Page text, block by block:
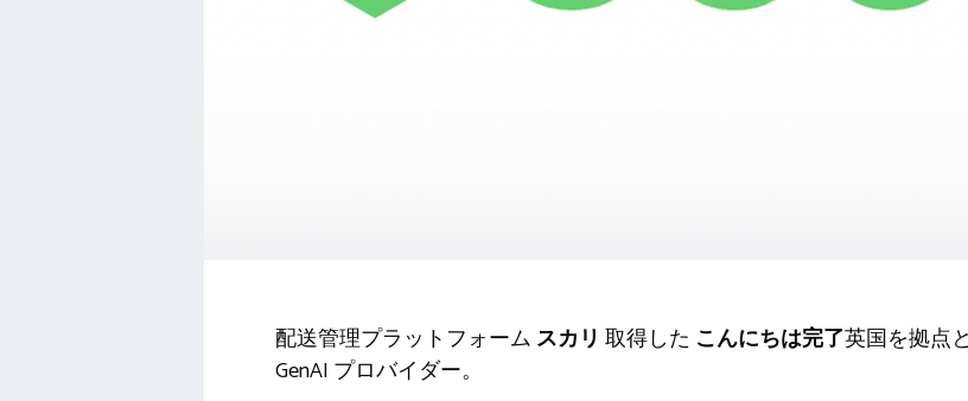
配送管理プラットフォーム スカリ 取得した こんにちは完了英国を拠点
GenAI プロバイダー。